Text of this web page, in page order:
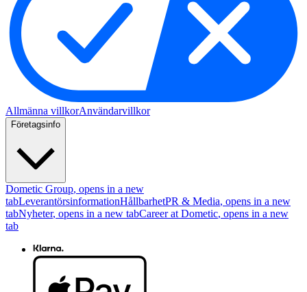
Allmänna villkorAnvändarvillkor
Företagsinfo
Dometic Group, opens in a new
tabLeverantörsinformationHållbarhetPR & Media, opens in a new
tabNyheter, opens in a new tabCareer at Dometic, opens in a new
tab